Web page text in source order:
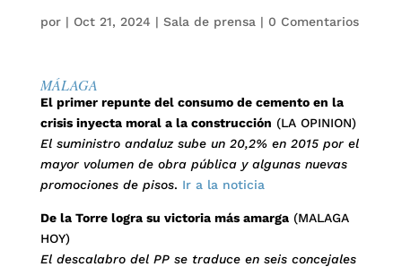
por | Oct 21, 2024 | Sala de prensa | 0 Comentarios
MÁLAGA
El primer repunte del consumo de cemento en la
crisis inyecta moral a la construcción (LA OPINION)
El suministro andaluz sube un 20,2% en 2015 por el
mayor volumen de obra pública y algunas nuevas
promociones de pisos. Ir a la noticia
De la Torre logra su victoria más amarga(MALAGA
HOY)
El descalabro del PP se traduce en seis concejales